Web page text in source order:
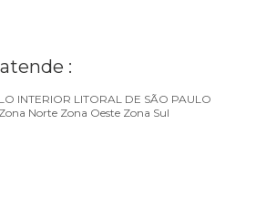
:
INTERIOR LITORAL DE SÃO PAULO
Zona Norte Zona Oeste Zona Sul